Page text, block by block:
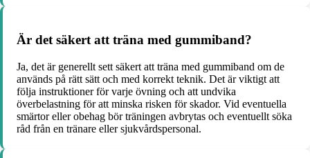
Är det säkert att träna med gummiband?
Ja, det är generellt sett säkert att träna med gummiband om de
används på rätt sätt och med korrekt teknik. Det är viktigt att
följa instruktioner för varje övning och att undvika
överbelastning för att minska risken för skador. Vid eventuella
smärtor eller obehag bör träningen avbrytas och eventuellt söka
råd från en tränare eller sjukvårdspersonal.